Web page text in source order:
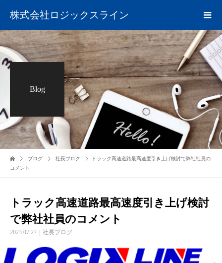
株式会社ロジックスライン
Blog
ブログ 社長ブログ
トラック高速道路最高速度引き上げ検討で弊社社員の
コメント
トラック高速道路最高速度引き上げ検討
で弊社社員のコメント
2023.07.27 社長ブログ